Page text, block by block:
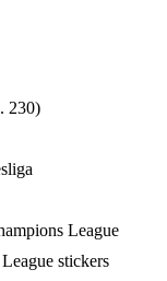
230)
League
stickers